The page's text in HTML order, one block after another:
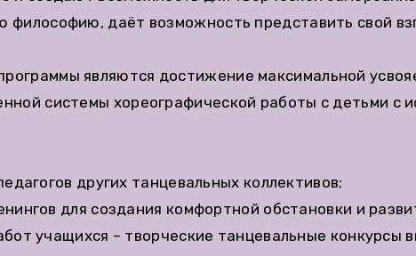
философию, даёт возможность представить свой
являются достижение максимальной
системы хореографической работы с детьми с
других танцевальных коллективов;
для создания комфортной обстановки и
учащихся – творческие танцевальные конкурсы